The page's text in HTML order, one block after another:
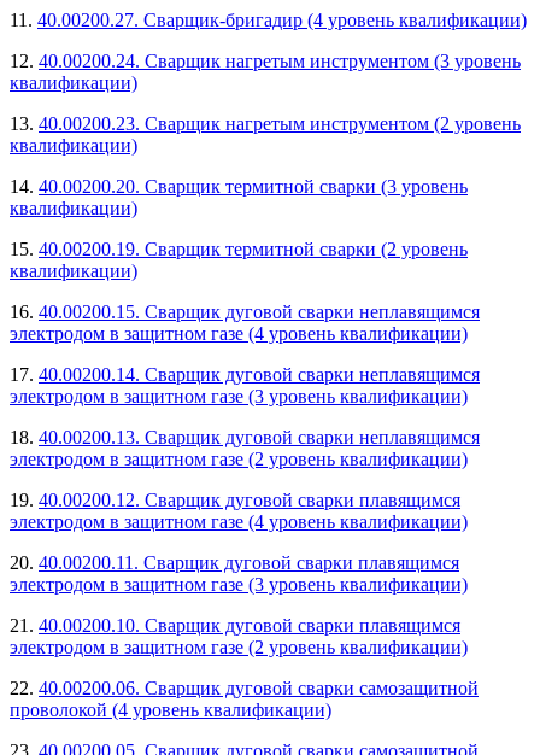
11. 40.00200.27. Сварщик-бригадир (4 уровень квалификации)
12. 40.00200.24. Сварщик нагретым инструментом (3 уровень
квалификации)
13. 40.00200.23. Сварщик нагретым инструментом (2 уровень
квалификации)
14. 40.00200.20. Сварщик термитной сварки (3 уровень
квалификации)
15. 40.00200.19. Сварщик термитной сварки (2 уровень
квалификации)
16. 40.00200.15. Сварщик дуговой сварки неплавящимся
электродом в защитном газе (4 уровень квалификации)
17. 40.00200.14. Сварщик дуговой сварки неплавящимся
электродом в защитном газе (3 уровень квалификации)
18. 40.00200.13. Сварщик дуговой сварки неплавящимся
электродом в защитном газе (2 уровень квалификации)
19. 40.00200.12. Сварщик дуговой сварки плавящимся
электродом в защитном газе (4 уровень квалификации)
20. 40.00200.11. Сварщик дуговой сварки плавящимся
электродом в защитном газе (3 уровень квалификации)
21. 40.00200.10. Сварщик дуговой сварки плавящимся
электродом в защитном газе (2 уровень квалификации)
22. 40.00200.06. Сварщик дуговой сварки самозащитной
проволокой (4 уровень квалификации)
23. 40.00200.05. Сварщик дуговой сварки самозащитной